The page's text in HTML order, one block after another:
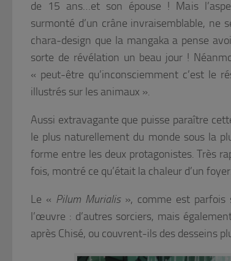
de 15 ans…et son épouse ! Mais
surmonté d’un crâne invraisemblable, ne
chara-design que la mangaka a pense
sorte de révélation un beau jour !
« peut-être qu’inconsciemment c’est le
illustrés sur les animaux ».
Aussi extravagante que puisse paraître
le plus naturellement du monde sous la
forme entre les deux protagonistes. Très
fois, montré ce qu’était la chaleur d’un
Le « Pilum Murialis», comme est parfois
l’œuvre : d’autres sorciers, mais
après Chisé, ou couvrent-ils des desseins